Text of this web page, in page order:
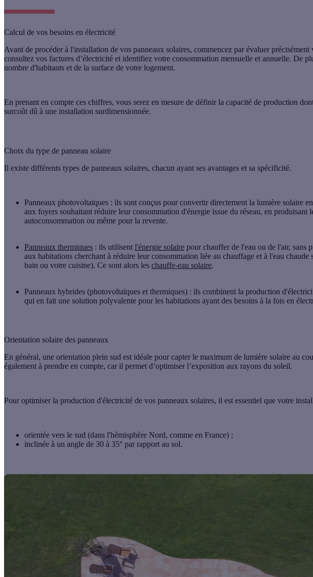
Calcul de vos besoins en électricité
Avant de procéder à l'installation de vos panneaux solaires, commencez par évaluer
consultez vos factures d’électricité et identifiez votre consommation mensuelle et annuelle. De
nombre d'habitants et de la surface de votre logement.
En prenant en compte ces chiffres, vous serez en mesure de définir la capacité de production
surcoût dû à une installation surdimensionnée.
Choix du type de panneau solaire
Il existe différents types de panneaux solaires, chacun ayant ses avantages et sa spécificité.
Panneaux photovoltaïques : ils sont conçus pour convertir directement la lumière solaire
aux foyers souhaitant réduire leur consommation d'énergie issue du réseau, en produisant
autoconsommation ou même pour la revente.
Panneaux thermiques : ils utilisent l'énergie solaire pour chauffer de l'eau ou de l'air, sans
aux habitations cherchant à réduire leur consommation liée au chauffage et à l'eau chaude
bain ou votre cuisine). Ce sont alors les chauffe-eau solaire.
Panneaux hybrides (photovoltaïques et thermiques) : ils combinent la production
qui en fait une solution polyvalente pour les habitations ayant des besoins à la fois en
Orientation solaire des panneaux
En général, une orientation plein sud est idéale pour capter le maximum de lumière solaire au
également à prendre en compte, car il permet d’optimiser l’exposition aux rayons du soleil.
Pour optimiser la production d'électricité de vos panneaux solaires, il est essentiel que votre
orientée vers le sud (dans l'hémisphère Nord, comme en France) ;
inclinée à un angle de 30 à 35° par rapport au sol.